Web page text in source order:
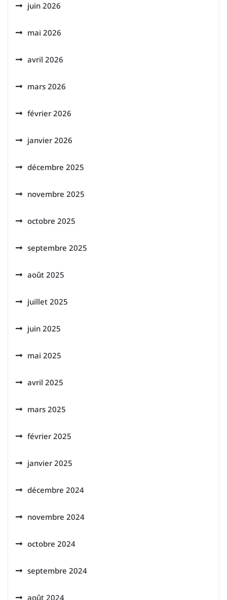
juin 2026
mai 2026
avril 2026
mars 2026
février 2026
janvier 2026
décembre 2025
novembre 2025
octobre 2025
septembre 2025
août 2025
juillet 2025
juin 2025
mai 2025
avril 2025
mars 2025
février 2025
janvier 2025
décembre 2024
novembre 2024
octobre 2024
septembre 2024
août 2024